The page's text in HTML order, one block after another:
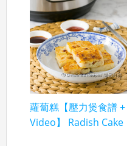
蘿蔔糕【壓力煲食譜 +
Video】 Radish Cake